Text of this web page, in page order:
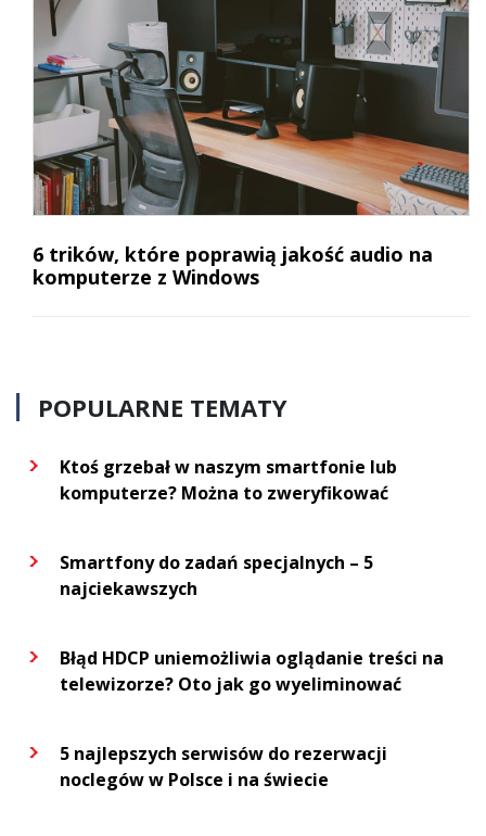
6 trików, które poprawią jakość audio na
komputerze z Windows
POPULARNE TEMATY
Ktoś grzebał w naszym smartfonie lub
komputerze? Można to zweryfikować
Smartfony do zadań specjalnych – 5
najciekawszych
Błąd HDCP uniemożliwia oglądanie treści na
telewizorze? Oto jak go wyeliminować
5 najlepszych serwisów do rezerwacji
noclegów w Polsce i na świecie